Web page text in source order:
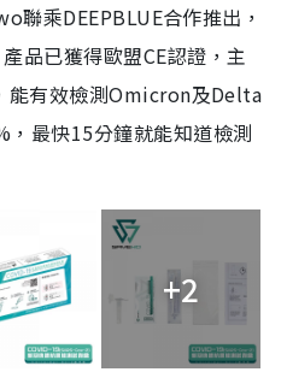
聯乘DEEPBLUE合作推出，
品已獲得歐盟CE認證，主
能有效檢測Omicron及Delta
最快15分鐘就能知道檢測
+2